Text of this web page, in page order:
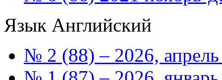
Язык Английский
№ 2 (88) – 2026,